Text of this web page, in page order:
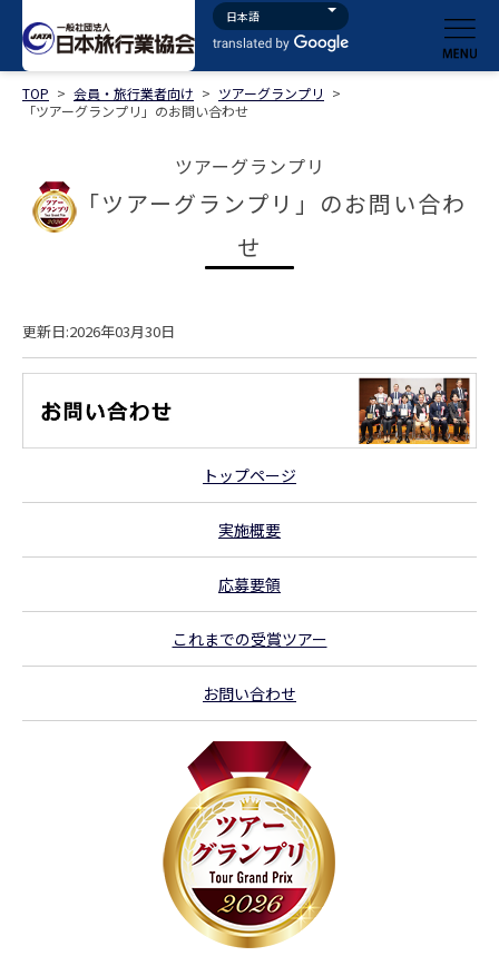
TOP > 会員・旅行業者向け > ツアーグランプリ >
「ツアーグランプリ」のお問い合わせ
ツアーグランプリ
「ツアーグランプリ」のお問い合わ
せ
更新日:2026年03月30日
トップページ
実施概要
応募要領
これまでの受賞ツアー
お問い合わせ